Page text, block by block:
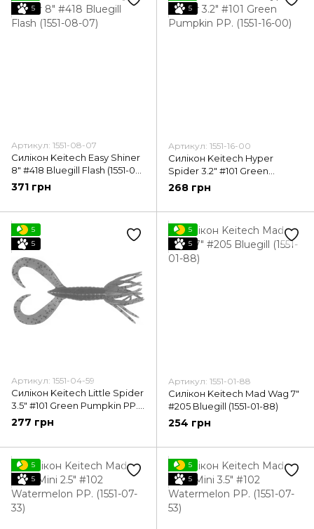
5
Артикул: 1551-08-07
Силікон Keitech Easy Shiner
8" #418 Bluegill Flash (1551-08-
07)
371 грн
5
Артикул: 1551-16-00
Силікон Keitech Hyper
Spider 3.2" #101 Green
Pumpkin PP. (1551-16-00)
268 грн
5
5
Артикул: 1551-04-59
Силікон Keitech Little Spider
3.5" #101 Green Pumpkin PP.
(1551-04-59)
277 грн
5
5
Артикул: 1551-01-88
Силікон Keitech Mad Wag 7"
#205 Bluegill (1551-01-88)
254 грн
5
5
5
5